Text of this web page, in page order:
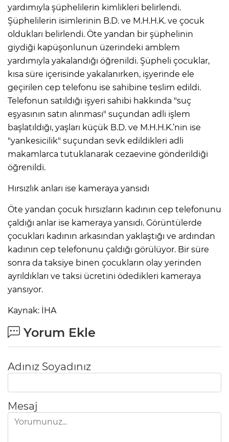
yardımıyla şüphelilerin kimlikleri belirlendi.
Şüphelilerin isimlerinin B.D. ve M.H.H.K. ve çocuk
oldukları belirlendi. Öte yandan bir şüphelinin
giydiği kapüşonlunun üzerindeki amblem
yardımıyla yakalandığı öğrenildi. Şüpheli çocuklar,
kısa süre içerisinde yakalanırken, işyerinde ele
geçirilen cep telefonu ise sahibine teslim edildi.
Telefonun satıldığı işyeri sahibi hakkında "suç
eşyasının satın alınması" suçundan adli işlem
başlatıldığı, yaşları küçük B.D. ve M.H.H.K.’nin ise
"yankesicilik" suçundan sevk edildikleri adli
makamlarca tutuklanarak cezaevine gönderildiği
öğrenildi.
Hırsızlık anları ise kameraya yansıdı
Öte yandan çocuk hırsızların kadının cep telefonunu
çaldığı anlar ise kameraya yansıdı. Görüntülerde
çocukları kadının arkasından yaklaştığı ve ardından
kadının cep telefonunu çaldığı görülüyor. Bir süre
sonra da taksiye binen çocukların olay yerinden
ayrıldıkları ve taksi ücretini ödedikleri kameraya
yansıyor.
Kaynak: İHA
Yorum Ekle
Adınız Soyadınız
Mesaj